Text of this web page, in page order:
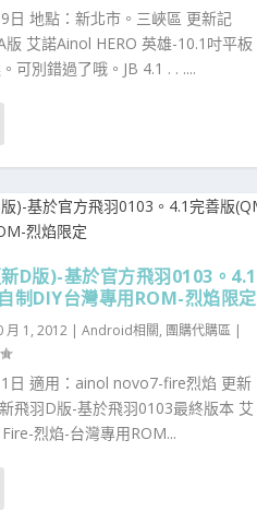
日 地點：新北市。三峽區 更新記
版 艾諾Ainol HERO 英雄-10.1吋平板
可別錯過了哦。JB 4.1 . . ....
D版)-基於官方飛羽0103。4.1
制DIY台灣專用ROM-烈焰限定
月 1, 2012 |Android相關, 團購代購區 |
日 適用：ainol novo7-fire烈焰 更新
飛羽D版-基於飛羽0103最終版本 艾
烈焰-台灣專用ROM...